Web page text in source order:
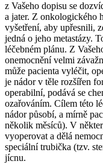
z Vašeho dopisu se
a jater. Z onkologického
vyšetření, aby upřesnili,
jedná o jeho metastázy.
léčebném plánu. Z
onemocnění velmi
může pacienta vyléčit,
je nádor v těle rozšířen
operabilní, podává se
ozařováním. Cílem této
nádor působí, a mírně
několik měsíců). V
vyoperovat a dělá
speciální trubička (tzv.
jícnu.